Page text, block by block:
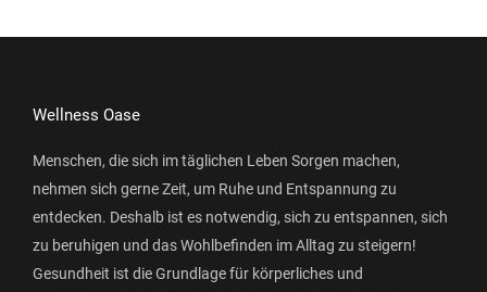
Wellness Oase
Menschen, die sich im täglichen Leben Sorgen machen,
nehmen sich gerne Zeit, um Ruhe und Entspannung zu
entdecken. Deshalb ist es notwendig, sich zu entspannen, sich
zu beruhigen und das Wohlbefinden im Alltag zu steigern!
Gesundheit ist die Grundlage für körperliches und